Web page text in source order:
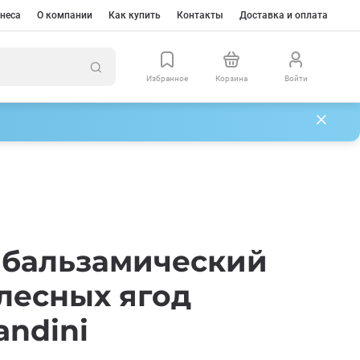
О компании Как купить Контакты Доставка и оплата
Избранное Корзина Войти
ягод